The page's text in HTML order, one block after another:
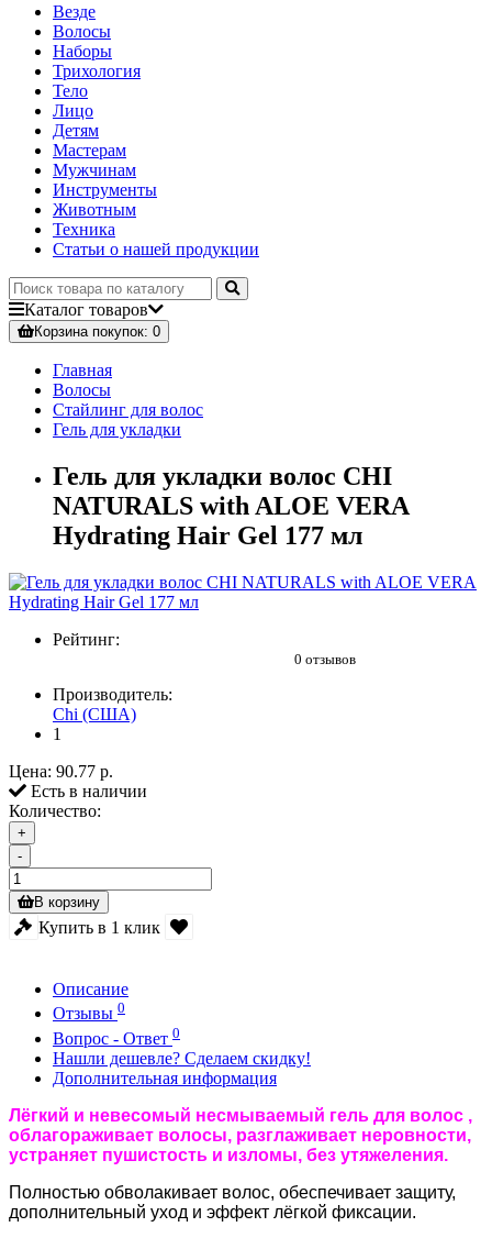
Везде
Волосы
Наборы
Трихология
Тело
Лицо
Детям
Мастерам
Мужчинам
Инструменты
Животным
Техника
Статьи о нашей продукции
Каталог товаров
Корзина покупок: 0
Главная
Волосы
Стайлинг для волос
Гель для укладки
Гель для укладки волос CHI
NATURALS with ALOE VERA
Hydrating Hair Gel 177 мл
Рейтинг:
0 отзывов
Производитель:
Chi (США)
1
Цена: 90.77 р.
Есть в наличии
Количество:
+
-
В корзину
Купить в 1 клик
Описание
Отзывы 0
Вопрос - Ответ 0
Нашли дешевле? Сделаем скидку!
Дополнительная информация
Лёгкий и невесомый несмываемый гель для волос ,
облагораживает волосы, разглаживает неровности,
устраняет пушистость и изломы, без утяжеления.
Полностью обволакивает волос, обеспечивает защиту,
дополнительный уход и эффект лёгкой фиксации.